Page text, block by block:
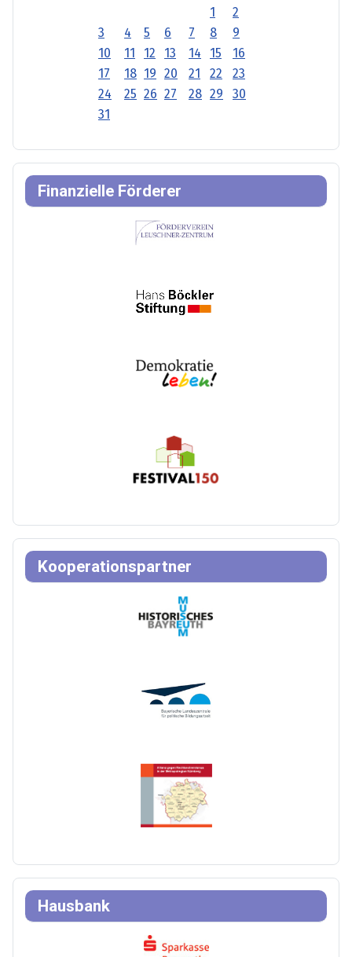
1
2
3
4 5 6 7 8
9
10
11 12 13 14 15
16
17
18 19 20 21 22
23
24
25 26 27 28 29
30
31
Finanzielle Förderer
Kooperationspartner
Hausbank